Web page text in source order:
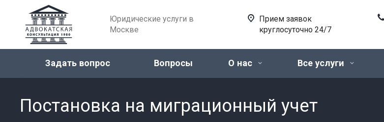
Юридические услуги в
Москве
Прием заявок
круглосуточно 24/7
Задать вопрос Вопросы О нас Все услуги
Постановка на миграционный учет